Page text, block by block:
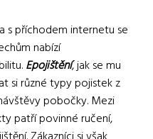
s příchodem internetu se
nabízí
Epojištění, jak se mu
si různé typy pojistek z
pobočky. Mezi
patří povinné ručení,